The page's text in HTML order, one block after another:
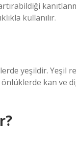
kullanılır.
yeşildir. Yeşil
kan ve